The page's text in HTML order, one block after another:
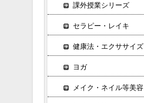
課外授業シリーズ
セラピー・レイキ
健康法・エクササイズ
ヨガ
メイク・ネイル等美容